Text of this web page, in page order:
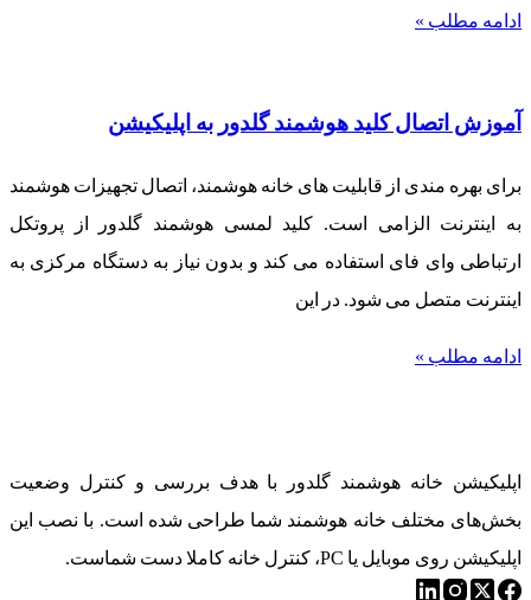
ادامه مطلب »
آموزش اتصال کلید هوشمند گلدور به اپلیکیشن
برای بهره مندی از قابلیت های خانه هوشمند، اتصال تجهیزات هوشمند
به اینترنت الزامی است. کلید لمسی هوشمند گلدور از پروتکل
ارتباطی وای فای استفاده می کند و بدون نیاز به دستگاه مرکزی به
اینترنت متصل می شود. در این
ادامه مطلب »
اپلیکیشن خانه هوشمند گلدور با هدف بررسی و کنترل وضعیت
بخش‌های مختلف خانه هوشمند شما طراحی شده است. با نصب این
اپلیکیشن روی موبایل یا PC، کنترل خانه کاملا دست شماست.